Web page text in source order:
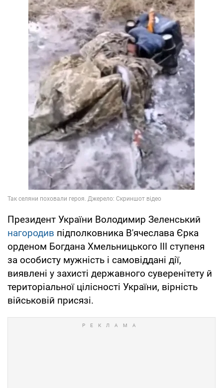
Президент України Володимир Зеленський
нагородив підполковника В'ячеслава Єрка
орденом Богдана Хмельницького III ступеня
за особисту мужність і самовіддані дії,
виявлені у захисті державного суверенітету й
територіальної цілісності України, вірність
військовій присязі.